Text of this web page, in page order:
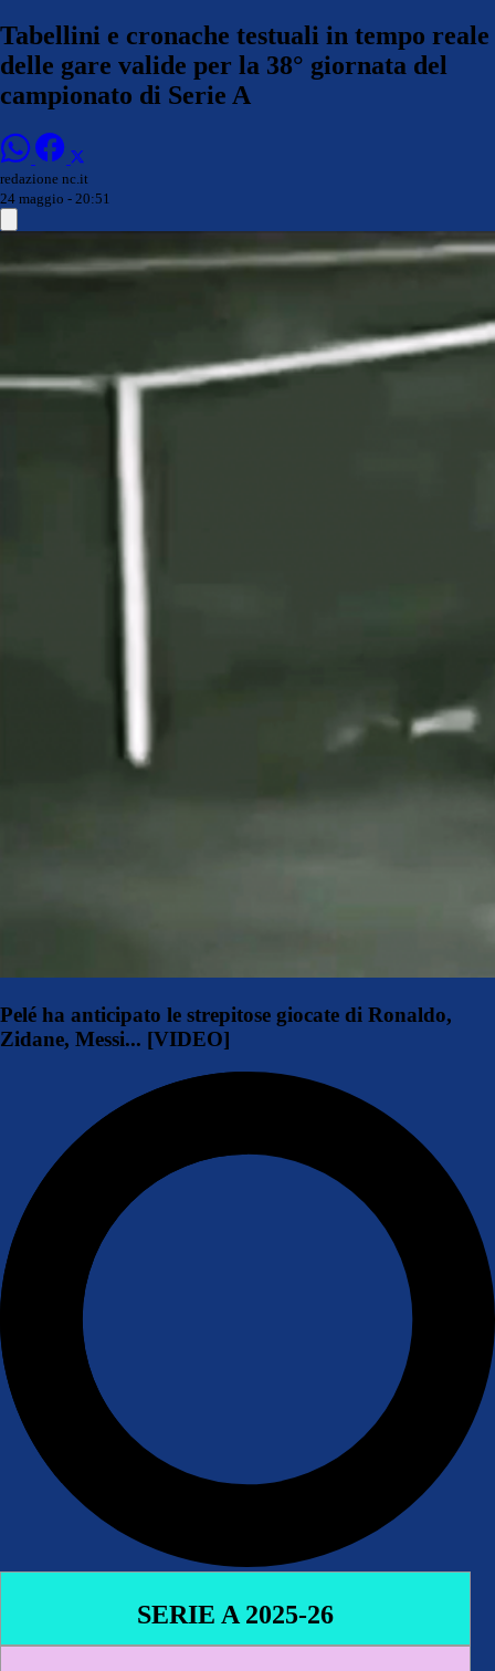
Tabellini e cronache testuali in tempo reale
delle gare valide per la 38° giornata del
campionato di Serie A
redazione nc.it
24 maggio - 20:51
Pelé ha anticipato le strepitose giocate di Ronaldo,
Zidane, Messi... [VIDEO]
SERIE A 2025-26